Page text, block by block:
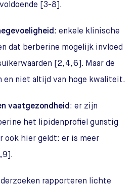
[3-8].
: enkele klinische
dat berberine mogelijk invloed
[2,4,6]. Maar de
en niet altijd van hoge kwaliteit.
vaatgezondheid: er zijn
het lipidenprofiel gunstig
ook hier geldt: er is meer
rapporteren lichte